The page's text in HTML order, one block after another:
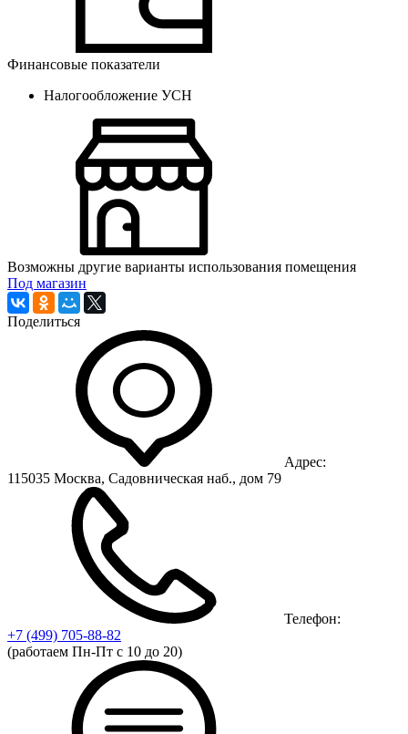
Финансовые показатели
Налогообложение УСН
Возможны другие варианты использования помещения
Под магазин
Поделиться
Адрес:
115035 Москва, Садовническая наб., дом 79
Телефон:
+7 (499) 705-88-82
(работаем Пн-Пт с 10 до 20)